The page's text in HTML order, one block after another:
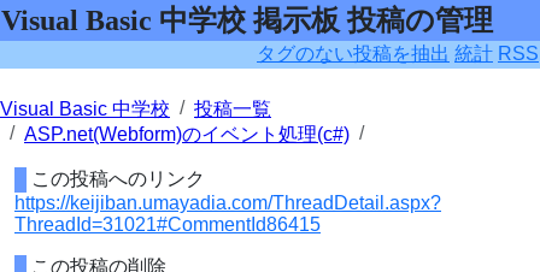
Visual Basic 中学校 掲示板 投稿の管理
タグのない投稿を抽出 統計 RSS
Visual Basic 中学校
投稿一覧
ASP.net(Webform)のイベント処理(c#)
この投稿へのリンク
https://keijiban.umayadia.com/ThreadDetail.aspx?
ThreadId=31021#CommentId86415
この投稿の削除